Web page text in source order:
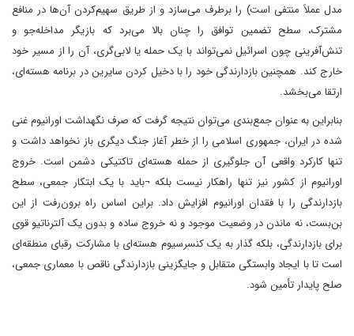
مدل عملاً منتفی است) را برطرف می‌سازد و از طریق سهیم‌کردن آن‌ها در منافع
مشترک، سطح تضمین توافق را چنان بالا می‌برد که بازیگر مداخله‌جو و
تنش‌آفرینی چون اسرائیل نمی‌تواند با یک حمله یا لابی‌گری، آن را از مسیر خود
خارج کند. همچنین بازدارندگی خود را با دخیل کردن سایرین در برنامه هسته‌ای،
ارتقا می‌بخشد.
بنابراین به عنوان جمع‌بندی می‌توان نتیجه گرفت که صرف نگهداشت اورانیوم غنی
‌شده در ایران، جمهوری اسلامی را از خطر آغاز جنگ دیگری باز نخواهد داشت و
تنها کارکرد واقعی آن جلوگیری از حمله هسته‌ای تاکتیکی دشمن است. خروج
اورانیوم از کشور نیز تنها راهکار نیست بلکه ¬باید با یک ابتکار جمعی، سطح
بازدارندگی را با فقدان اورانیوم افزایش داد. براین اساس راه برون‌رفت از این
بن‌بست، نه ماندن در وضعیت موجود و نه خروج ساده و بدون یک آلترناتیو قوی
برای بازدارندگی، بلکه گذار به یک کنسرسیوم هسته‌ای با مشارکت رقبای منطقه‌ای
است تا با ایجاد وابستگی متقابل و جایگزینی بازدارندگی ناقص با معماری جمعی،
صلح پایدار تأمین شود.